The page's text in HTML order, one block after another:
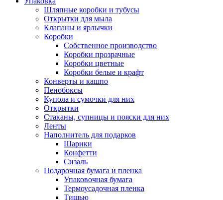
Шляпные коробки и тубусы
Открытки для мыла
Клапаны и ярлычки
Коробки
Собственное производство
Коробки прозрачные
Коробки цветные
Коробки белые и крафт
Конверты и кашпо
Пенобоксы
Купола и сумочки для них
Открытки
Стаканы, супницы и пояски для них
Ленты
Наполнитель для подарков
Шарики
Конфетти
Сизаль
Подарочная бумага и пленка
Упаковочная бумага
Термоусадочная пленка
Тишью